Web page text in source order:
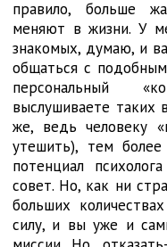
правило, больше
меняют в жизни. У
знакомых, думаю, и
общаться с
персональный
выслушиваете таких
же, ведь человеку
утешить), тем
потенциал
совет. Но, как ни
больших
силу, и вы уже и